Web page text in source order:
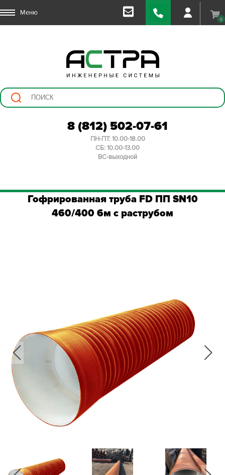
Меню
0
8 (812) 502-07-61
ПН-ПТ: 10.00-18.00
СБ: 10.00-13.00
ВС-выходной
Гофрированная труба FD ПП SN10
460/400 6м с раструбом